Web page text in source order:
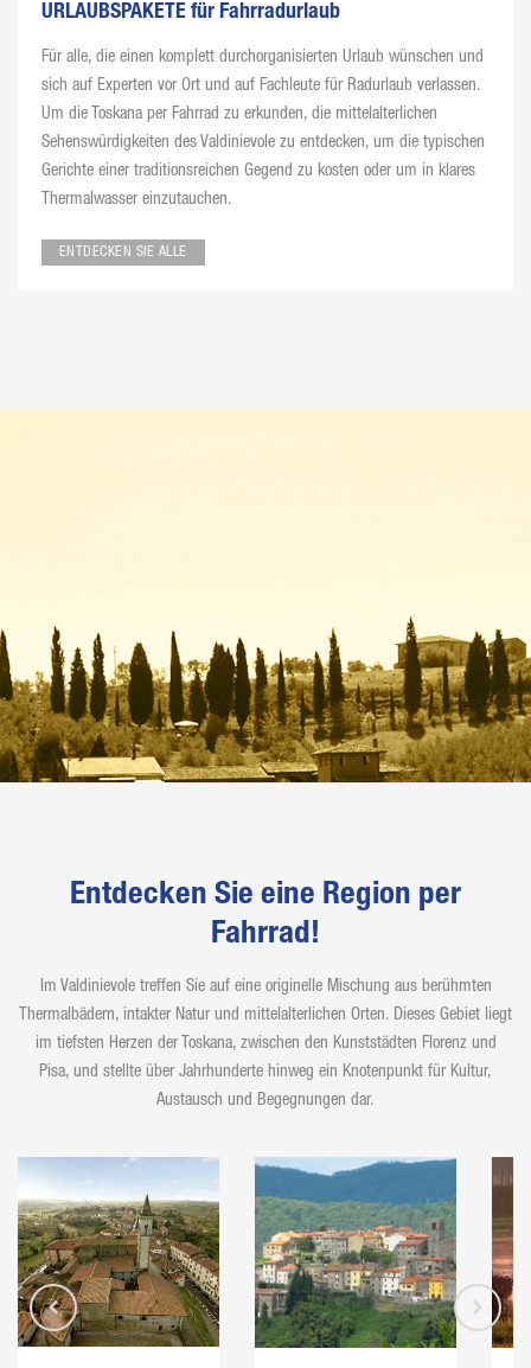
URLAUBSPAKETE für Fahrradurlaub
Für alle, die einen komplett durchorganisierten Urlaub wünschen und
sich auf Experten vor Ort und auf Fachleute für Radurlaub verlassen.
Um die Toskana per Fahrrad zu erkunden, die mittelalterlichen
Sehenswürdigkeiten des Valdinievole zu entdecken, um die typischen
Gerichte einer traditionsreichen Gegend zu kosten oder um in klares
Thermalwasser einzutauchen.
ENTDECKEN SIE ALLE
Entdecken Sie eine Region per
Fahrrad!
Im Valdinievole treffen Sie auf eine originelle Mischung aus berühmten
Thermalbädern, intakter Natur und mittelalterlichen Orten. Dieses Gebiet liegt
im tiefsten Herzen der Toskana, zwischen den Kunststädten Florenz und
Pisa, und stellte über Jahrhunderte hinweg ein Knotenpunkt für Kultur,
Austausch und Begegnungen dar.